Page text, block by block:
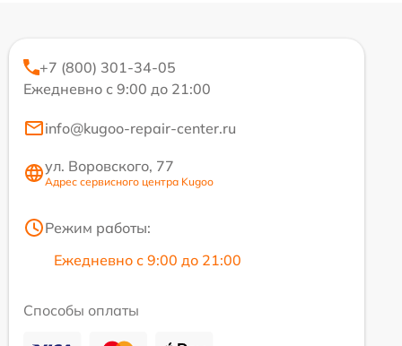
+7 (800) 301-34-05
Ежедневно с 9:00 до 21:00
info@kugoo-repair-center.ru
ул. Воровского, 77
Адрес сервисного центра Kugoo
Режим работы:
Ежедневно с 9:00 до 21:00
Способы оплаты